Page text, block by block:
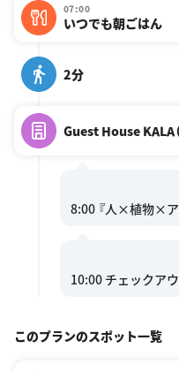
07:00
いつでも朝ごはん
2分
Guest House KALA
このプランのスポット一覧